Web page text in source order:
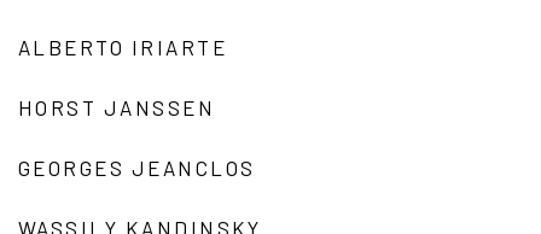
ALBERTO IRIARTE
HORST JANSSEN
GEORGES JEANCLOS
WASSILY KANDINSKY